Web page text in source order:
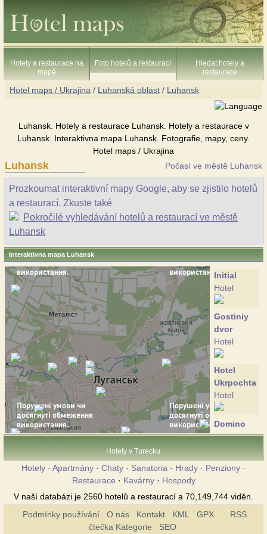
Hotely a restaurace na
mapě
Foto hotelů a restaurací
Hledat hotely a
restaurace
Hotel maps / Ukrajina / Luhanská oblast / Luhansk
Luhansk. Hotely a restaurace Luhansk. Hotely a restaurace v
Luhansk. Interaktivna mapa Luhansk. Fotografie, mapy, ceny.
Hotel maps / Ukrajina
Luhansk Počasí ve městě Luhansk
Prozkoumat interaktivní mapy Google, aby se zjistilo hotelů
a restaurací. Zkuste také
Pokročilé vyhledávání hotelů a restaurací ve městě
Luhansk
Interaktivna mapa Luhansk
Initial
Hotel
Gostiniy
dvor
Hotel
Hotel
Ukrpochta
Hotel
Domino
Hotel
Druzhba
Druzhba-
Plus
Hotely v Turecku
Hotely · Apartmány · Chaty · Sanatoria · Hrady · Penziony ·
Restaurace · Kavárny· Hospody
V naší databázi je 2560 hotelů a restaurací a 70,149,744 viděn.
Podmínky používání
O nás Kontakt KML GPX
RSS
čtečka Kategorie
SEO